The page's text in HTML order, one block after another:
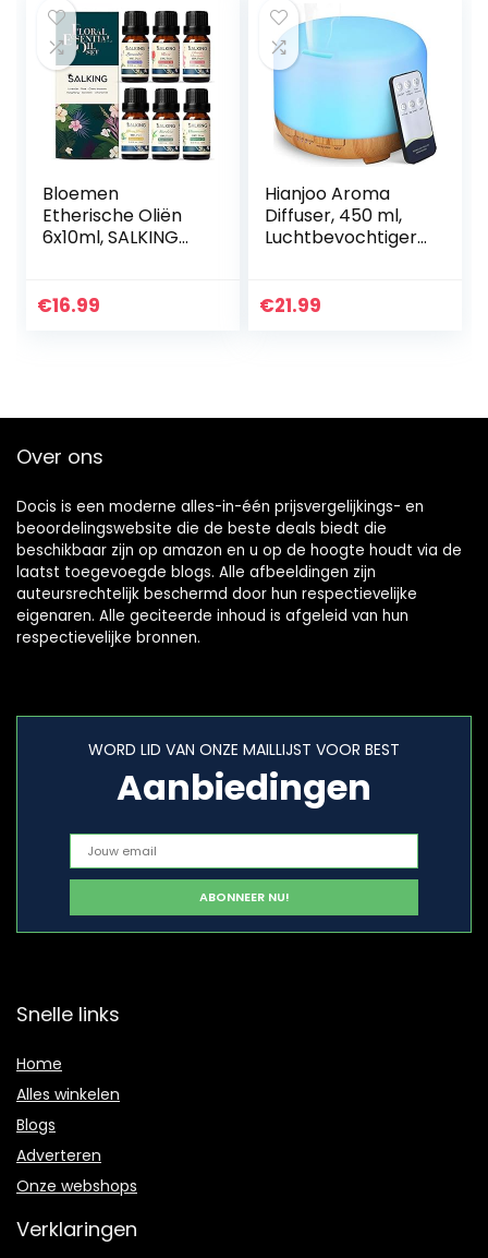
Bloemen
Etherische Oliën
6x10ml, SALKING
Aromatherapie
€16.99
Hianjoo Aroma
Diffuser, 450 ml,
Luchtbevochtiger
Aromatherapie
€21.99
Over ons
Docis is een moderne alles-in-één prijsvergelijkings- en
beoordelingswebsite die de beste deals biedt die
beschikbaar zijn op amazon en u op de hoogte houdt via de
laatst toegevoegde blogs. Alle afbeeldingen zijn
auteursrechtelijk beschermd door hun respectievelijke
eigenaren. Alle geciteerde inhoud is afgeleid van hun
respectievelijke bronnen.
WORD LID VAN ONZE MAILLIJST VOOR BEST
Aanbiedingen
Snelle links
Home
Alles winkelen
Blogs
Adverteren
Onze webshops
Verklaringen